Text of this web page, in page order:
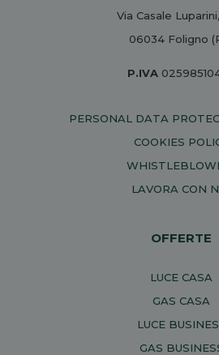
Via Casale
06034 Foligno
P.IVA
PERSONAL DATA
COOKIES
LAVORA CON
OFFERTE
LUCE CASA
GAS CASA
LUCE
GAS